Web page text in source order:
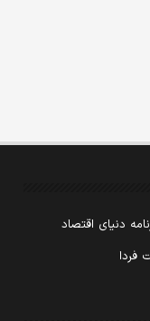
دنیای اقتصاد
فردا